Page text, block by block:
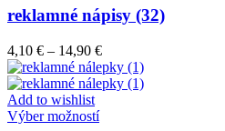
stránke
produktu.
má
viacero
variantov.
Možnosti
si
môžete
vybrať
na
reklamné nápisy (32)
4,10 € – 14,90 €Price
range:
4,10 €
Add to wishlist
Výber možnostíTento